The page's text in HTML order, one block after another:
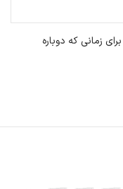
این دستگاه مجهز به مخزن آب هوشمند است که با 3 سطح جریان آب، می
احتیاج شون به
شدن بیش از حد و صدمه
زمانی که دوباره